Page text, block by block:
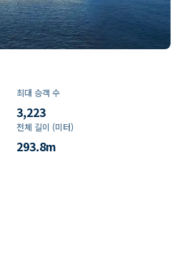
최대 승객 수
3,223
전체 길이 (미터)
293.8m